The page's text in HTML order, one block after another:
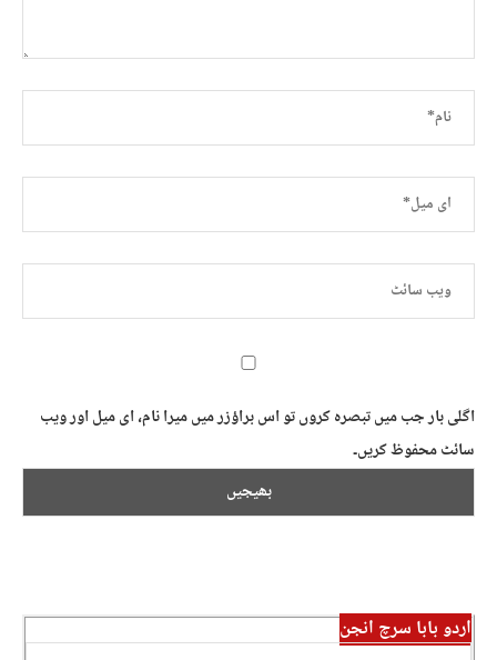
اگلی بار جب میں تبصرہ کروں تو اس براؤزر میں میرا نام، ای میل اور ویب
سائٹ محفوظ کریں۔
اردو بابا سرچ انجن